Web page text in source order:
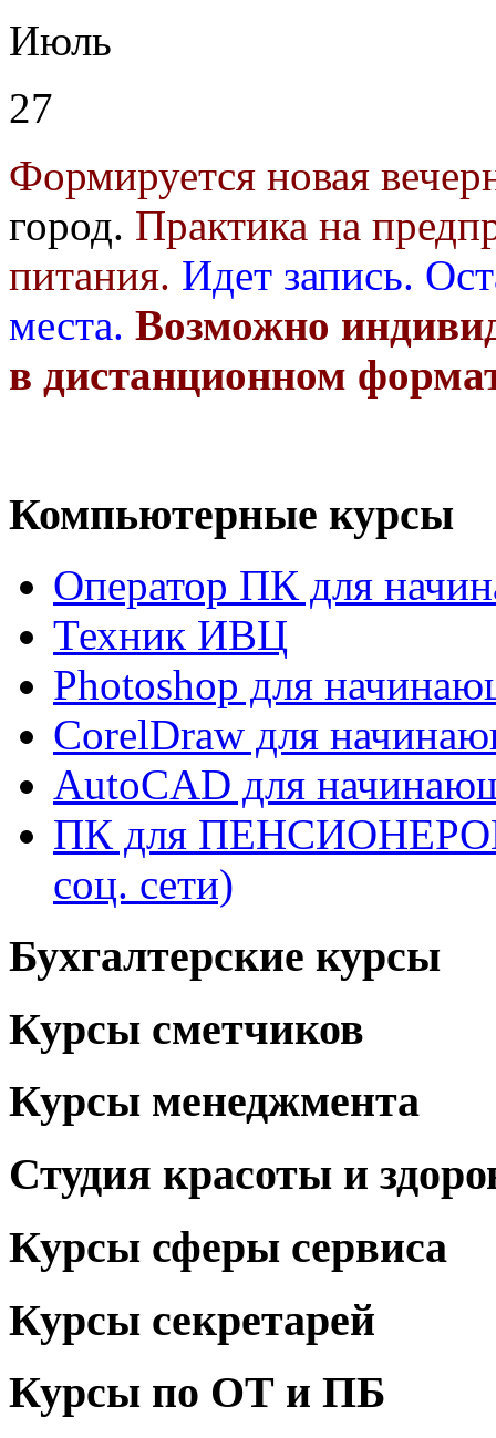
Июль
27
Формируется новая
город. Практика на
питания. Идет запись.
места. Возможно
в дистанционном
Компьютерные курсы
Оператор ПК для
Техник ИВЦ
Photoshop для
CorelDraw для
AutoCAD для
ПК для ПЕНСИОНЕРОВ
соц. сети)
Бухгалтерские курсы
Курсы сметчиков
Курсы менеджмента
Студия красоты и
Курсы сферы сервиса
Курсы секретарей
Курсы по ОТ и ПБ